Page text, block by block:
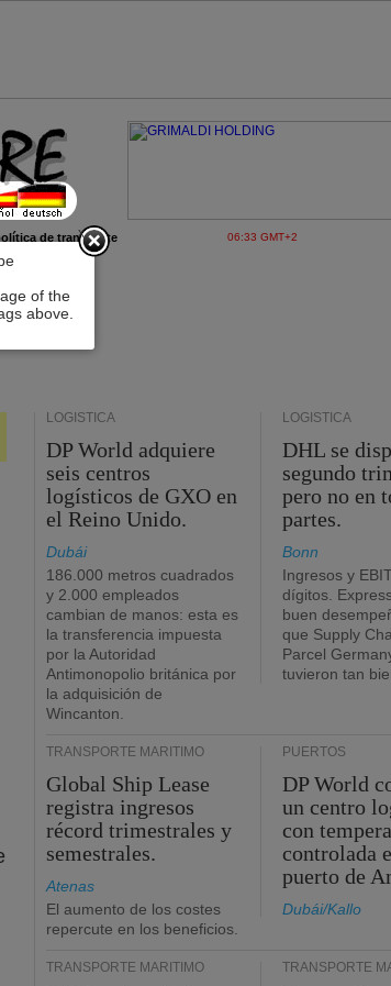
of the
above.
x
de transporte 06:33 GMT+2
LOGÍSTICA
DP World adquiere
seis centros
logísticos de GXO en
el Reino Unido.
Dubái
186.000 metros cuadrados
y 2.000 empleados
cambian de manos: esta es
la transferencia impuesta
por la Autoridad
Antimonopolio británica por
la adquisición de
Wincanton.
LOGÍSTICA
DHL se
segundo
pero no en
partes.
Bonn
Ingresos y
dígitos.
buen
que Supply
Parcel
tuvieron tan
TRANSPORTE MARÍTIMO
Global Ship Lease
registra ingresos
récord trimestrales y
semestrales.
Atenas
El aumento de los costes
repercute en los beneficios.
PUERTOS
DP World
un centro
con
controlada
puerto de
Dubái/Kallo
TRANSPORTE MARÍTIMO TRANSPORTE